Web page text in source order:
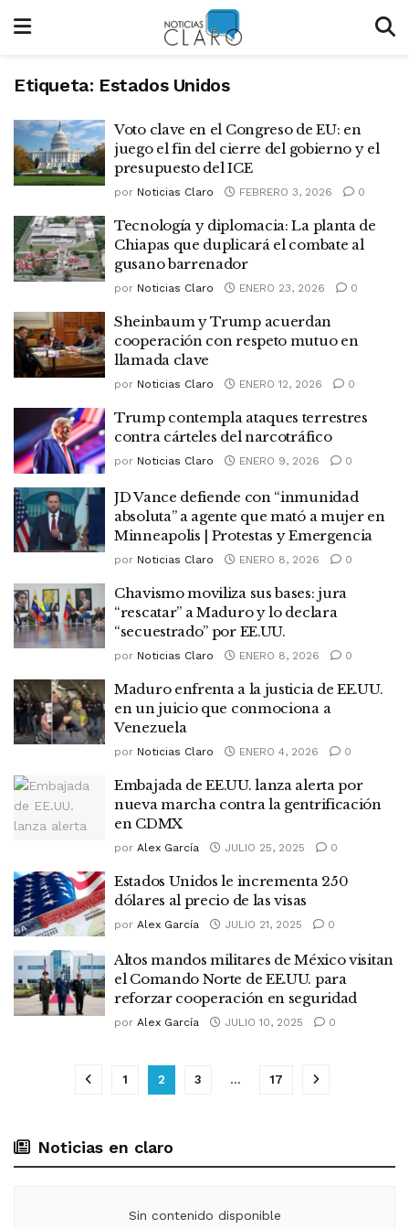
Etiqueta: Estados Unidos
Voto clave en el Congreso de EU: en
juego el fin del cierre del gobierno y el
presupuesto del ICE
por Noticias Claro FEBRERO 3, 2026 0
Tecnología y diplomacia: La planta de
Chiapas que duplicará el combate al
gusano barrenador
por Noticias Claro ENERO 23, 2026 0
Sheinbaum y Trump acuerdan
cooperación con respeto mutuo en
llamada clave
por Noticias Claro ENERO 12, 2026 0
Trump contempla ataques terrestres
contra cárteles del narcotráfico
por Noticias Claro ENERO 9, 2026 0
JD Vance defiende con “inmunidad
absoluta” a agente que mató a mujer en
Minneapolis | Protestas y Emergencia
por Noticias Claro ENERO 8, 2026 0
Chavismo moviliza sus bases: jura
“rescatar” a Maduro y lo declara
“secuestrado” por EE.UU.
por Noticias Claro ENERO 8, 2026 0
Maduro enfrenta a la justicia de EE.UU.
en un juicio que conmociona a
Venezuela
por Noticias Claro ENERO 4, 2026 0
Embajada de EE.UU. lanza alerta por
nueva marcha contra la gentrificación
en CDMX
por Alex García JULIO 25, 2025 0
Estados Unidos le incrementa 250
dólares al precio de las visas
por Alex García JULIO 21, 2025 0
Altos mandos militares de México visitan
el Comando Norte de EE.UU. para
reforzar cooperación en seguridad
por Alex García JULIO 10, 2025 0
1 2 3 … 17
Noticias en claro
Sin contenido disponible